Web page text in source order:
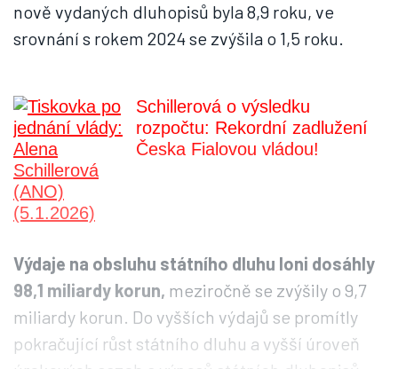
nově vydaných dluhopisů byla 8,9 roku, ve
srovnání s rokem 2024 se zvýšila o 1,5 roku.
Schillerová o výsledku
rozpočtu: Rekordní zadlužení
Česka Fialovou vládou!
Výdaje na obsluhu státního dluhu loni dosáhly
98,1 miliardy korun, meziročně se zvýšily o 9,7
miliardy korun. Do vyšších výdajů se promítly
pokračující růst státního dluhu a vyšší úroveň